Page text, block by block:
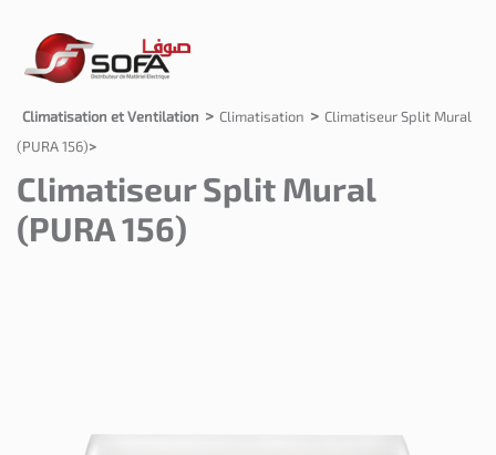
Climatisation et Ventilation Climatisation
Climatiseur Split Mural
(PURA 156)
Climatiseur Split Mural
(PURA 156)